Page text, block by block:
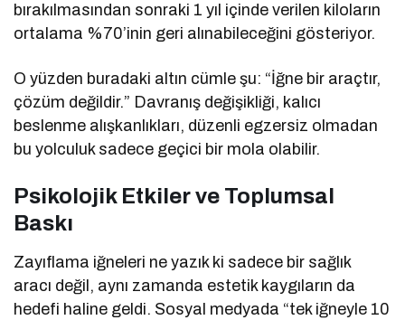
bırakılmasından sonraki 1 yıl içinde verilen kiloların
ortalama %70’inin geri alınabileceğini gösteriyor.
O yüzden buradaki altın cümle şu: “İğne bir araçtır,
çözüm değildir.” Davranış değişikliği, kalıcı
beslenme alışkanlıkları, düzenli egzersiz olmadan
bu yolculuk sadece geçici bir mola olabilir.
Psikolojik Etkiler ve Toplumsal
Baskı
Zayıflama iğneleri ne yazık ki sadece bir sağlık
aracı değil, aynı zamanda estetik kaygıların da
hedefi haline geldi. Sosyal medyada “tek iğneyle 10